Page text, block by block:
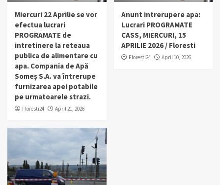
Miercuri 22 Aprilie se vor
efectua lucrari
PROGRAMATE de
intretinere la reteaua
publica de alimentare cu
apa. Compania de Apă
Someș S.A. va întrerupe
furnizarea apei potabile
pe urmatoarele strazi.
Floresti24 April 21, 2026
Anunt intrerupere apa:
Lucrari PROGRAMATE
CASS, MIERCURI, 15
APRILIE 2026 / Floresti
Floresti24 April 10, 2026